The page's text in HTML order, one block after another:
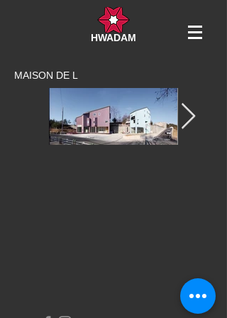
HWADAM​
MAISON DE L